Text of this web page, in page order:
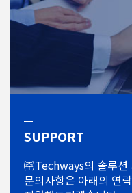
SUPPORT
㈜Techways의 솔루션
문의사항은 아래의 연